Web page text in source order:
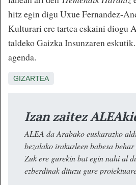
hitz egin digu Uxue Fernandez-
Kulturari ere tartea eskaini diogu
taldeko Gaizka Insunzaren
agenda.
GIZARTEA
Izan zaitez
ALEA da Arabako euskarazko
bezalako irakurleen babesa
Zuk ere gurekin bat egin nahi al
ezberdinak dituzu gure